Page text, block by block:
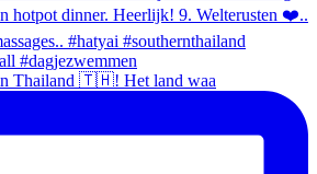
Thailand 🇹🇭! Het land waa